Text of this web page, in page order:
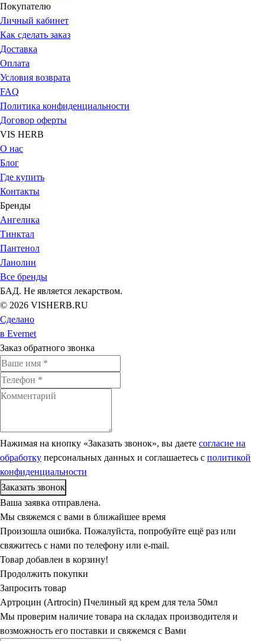
Покупателю
Личный кабинет
Как сделать заказ
Доставка
Оплата
Условия возврата
FAQ
Политика конфиденциальности
Договор оферты
VIS HERB
О нас
Блог
Где купить
Контакты
Бренды
Ангелика
Тинктал
Пантенол
Ланолин
Все бренды
БАД. Не является лекарством.
© 2026 VISHERB.RU
Сделано
в Evernet
Заказ обратного звонка
Нажимая на кнопку «Заказать звонок», вы даете согласие на
обработку персональных данных и соглашаетесь c политикой
конфиденциальности
Ваша заявка отправлена.
Мы свяжемся с вами в ближайшее время
Произошла ошибка. Пожалуйста, попробуйте ещё раз или
свяжитесь с нами по телефону или e-mail.
Товар добавлен в корзину!
Продолжить покупки
Запросить товар
Артроцин (Artrосin) Пчелиный яд крем для тела 50мл
Мы проверим наличие товара на складах производителя и
возможность его поставки и свяжемся с Вами